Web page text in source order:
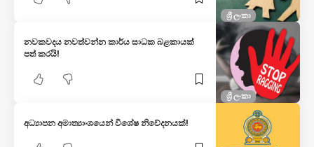
ශ්‍රී ලංකා
ශ්‍රී ලංකා
නවකවදය නවත්වන්න කාර්ය සාධක බළකායක්
පත් කරයි!
අධ්‍යාපන අමාත්‍යාංශයෙන් විශේෂ නිවේදනයක්!